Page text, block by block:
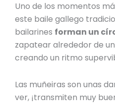
Uno de los momentos
este baile gallego
bailarines forman un
zapatear alrededor de
creando un ritmo
Las muñeiras son unas
ver, ¡transmiten muy